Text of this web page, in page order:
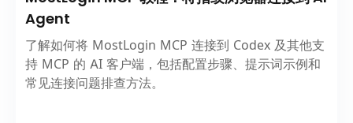
Agent
了解如何将 MostLogin MCP 连接到 Codex 及其他支
持 MCP 的 AI 客户端，包括配置步骤、提示词示例和
常见连接问题排查方法。